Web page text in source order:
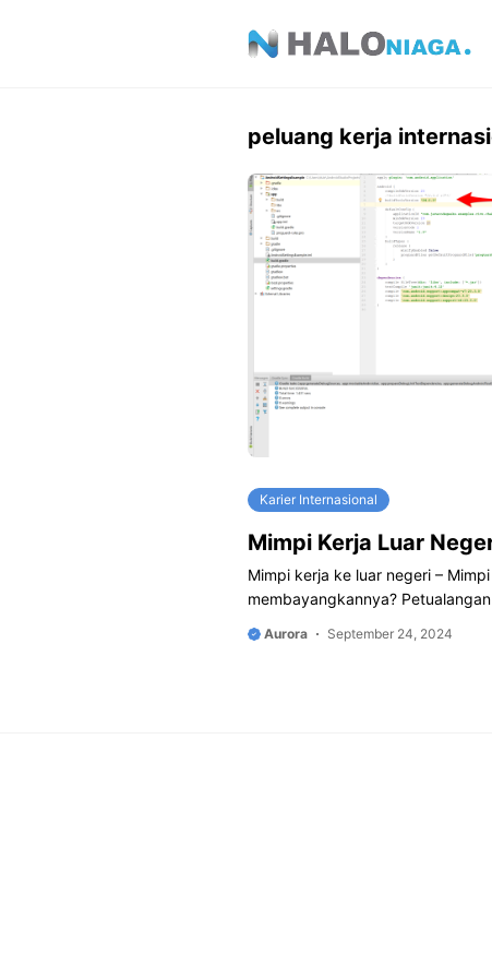
peluang kerja
Karier Internasional
Mimpi Kerja Luar
Mimpi kerja ke luar negeri –
membayangkannya?
Aurora September 24, 2024